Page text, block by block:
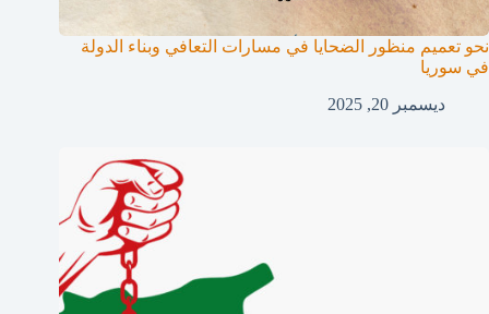
نحو تعميم منظور الضحايا في مسارات التعافي وبناء الدولة
في سوريا
ديسمبر 20, 2025